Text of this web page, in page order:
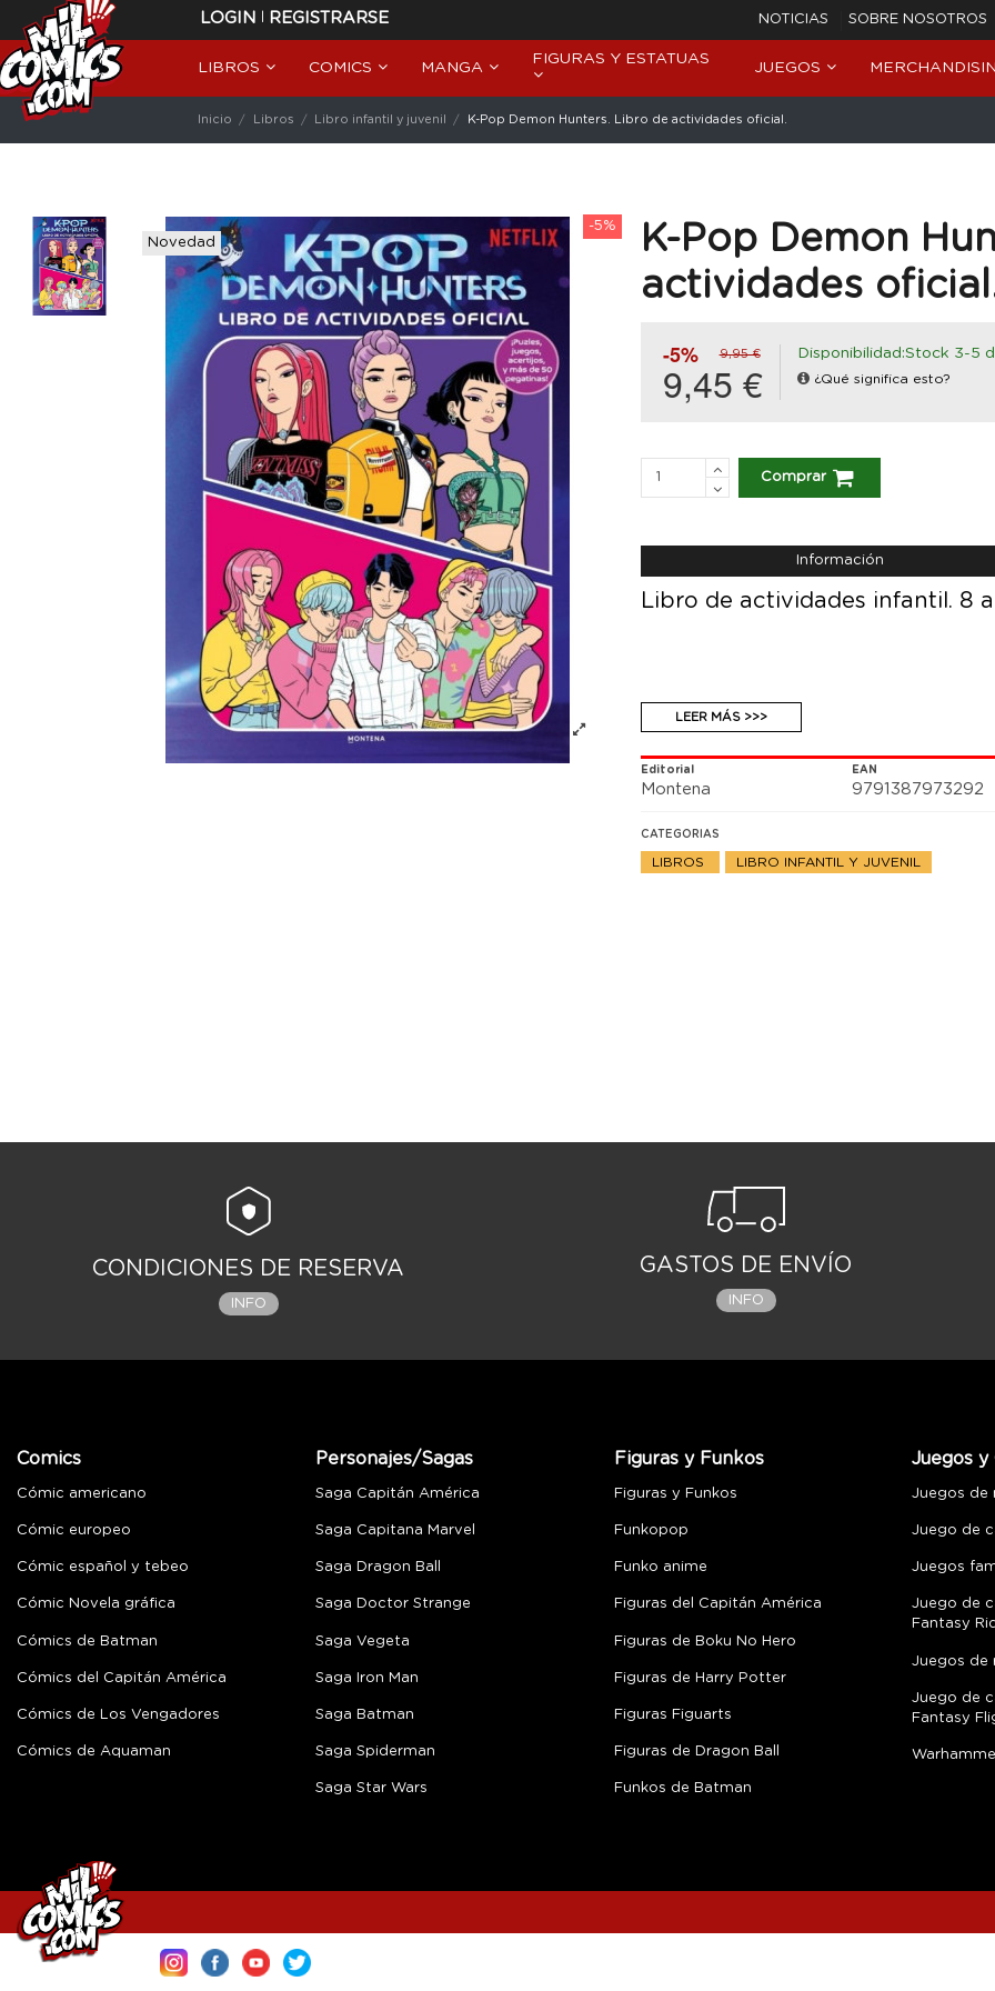
LOGIN | REGISTRARSE NOTICIAS SOBRE NOSOTROS
LIBROS COMICS MANGA
FIGURAS Y ESTATUAS
JUEGOS
Inicio Libros Libro infantil y juvenil K-Pop Demon Hunters. Libro de actividades oficial.
-5%
Novedad
K-Pop Demon
actividades
-5% 9,95 €
9,45 €
Disponibilidad:Stock 3-5
¿Qué significa esto?
Comprar
Información
Libro de actividades infantil. 8 a
LEER MÁS >>>
Editorial
Montena
EAN
9791387973292
CATEGORIAS
LIBROS LIBRO INFANTIL Y JUVENIL
CONDICIONES DE RESERVA
INFO
GASTOS DE ENVÍO
INFO
Comics
Cómic americano
Cómic europeo
Cómic español y tebeo
Cómic Novela gráfica
Cómics de Batman
Cómics del Capitán América
Cómics de Los Vengadores
Cómics de Aquaman
Personajes/Sagas
Saga Capitán América
Saga Capitana Marvel
Saga Dragon Ball
Saga Doctor Strange
Saga Vegeta
Saga Iron Man
Saga Batman
Saga Spiderman
Saga Star Wars
Figuras y Funkos
Figuras y Funkos
Funkopop
Funko anime
Figuras del Capitán América
Figuras de Boku No Hero
Figuras de Harry Potter
Figuras Figuarts
Figuras de Dragon Ball
Funkos de Batman
Juegos y
Juegos de
Juego de
Juegos
Juego de
Fantasy
Juegos de
Juego de
Fantasy